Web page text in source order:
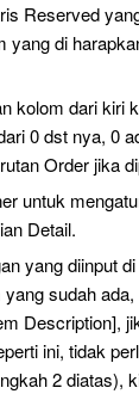
Reserved
yang di
kolom dari kiri
0 dst nya, 0
Order jika
untuk
Detail.
yang diinput
sudah
Description],
ini, tidak
2 diatas),